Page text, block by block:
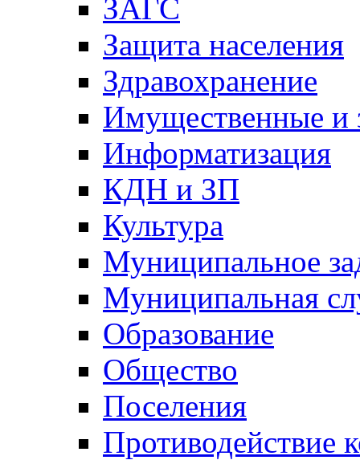
ЗАГС
Защита населения
Здравохранение
Имущественные и
Информатизация
КДН и ЗП
Культура
Муниципальное
Муниципальная
Образование
Общество
Поселения
Противодействие